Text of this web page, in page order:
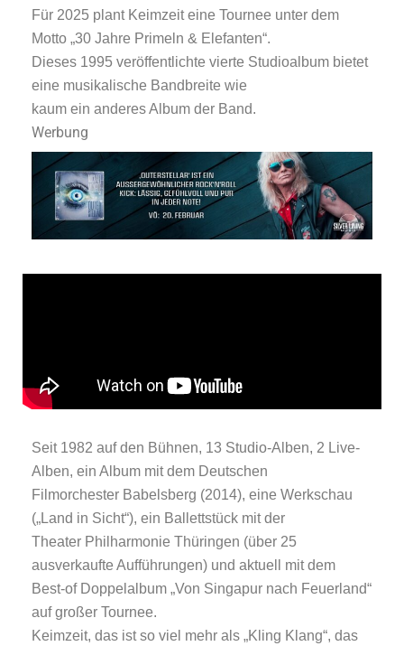
Für 2025 plant Keimzeit eine Tournee unter dem
Motto „30 Jahre Primeln & Elefanten“.
Dieses 1995 veröffentlichte vierte Studioalbum bietet
eine musikalische Bandbreite wie
kaum ein anderes Album der Band.
Werbung
Seit 1982 auf den Bühnen, 13 Studio-Alben, 2 Live-
Alben, ein Album mit dem Deutschen
Filmorchester Babelsberg (2014), eine Werkschau
(„Land in Sicht“), ein Ballettstück mit der
Theater Philharmonie Thüringen (über 25
ausverkaufte Aufführungen) und aktuell mit dem
Best-of Doppelalbum „Von Singapur nach Feuerland“
auf großer Tournee.
Keimzeit, das ist so viel mehr als „Kling Klang“, das